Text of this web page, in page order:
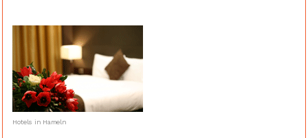
Hotels in Hameln